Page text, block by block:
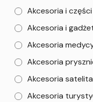
Akcesoria i
Akcesoria i
Akcesoria
Akcesoria
Akcesoria
Akcesoria